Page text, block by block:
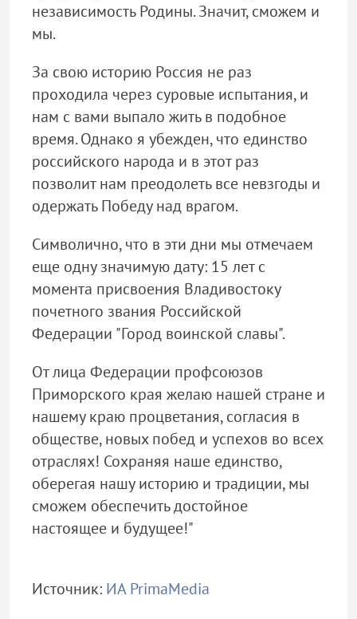
независимость Родины. Значит, сможем и
мы.
За свою историю Россия не раз
проходила через суровые испытания, и
нам с вами выпало жить в подобное
время. Однако я убежден, что единство
российского народа и в этот раз
позволит нам преодолеть все невзгоды и
одержать Победу над врагом.
Символично, что в эти дни мы отмечаем
еще одну значимую дату: 15 лет с
момента присвоения Владивостоку
почетного звания Российской
Федерации "Город воинской славы".
От лица Федерации профсоюзов
Приморского края желаю нашей стране и
нашему краю процветания, согласия в
обществе, новых побед и успехов во всех
отраслях! Сохраняя наше единство,
оберегая нашу историю и традиции, мы
сможем обеспечить достойное
настоящее и будущее!"
Источник: ИА PrimaMedia